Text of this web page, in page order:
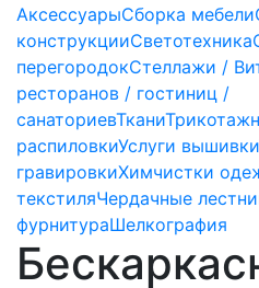
АксессуарыСборка мебели
конструкцииСветотехника
перегородокСтеллажи /
ресторанов / гостиниц /
санаториевТкани
распиловкиУслуги вышивки
гравировкиХимчистки
текстиляЧердачные
фурнитураШелкография